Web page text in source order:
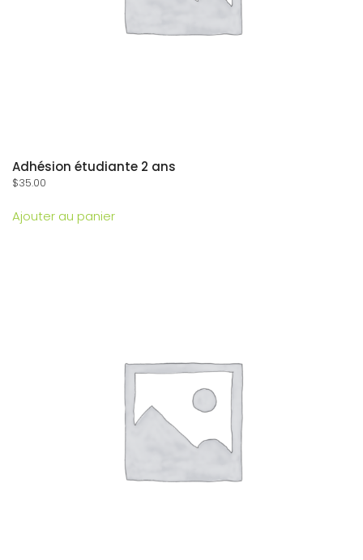
Adhésion étudiante 2 ans
$35.00
Ajouter au panier